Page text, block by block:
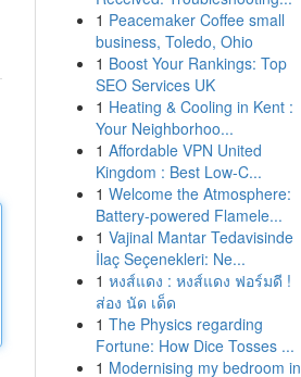
1 Peacemaker Coffee small
business, Toledo, Ohio
1 Boost Your Rankings: Top
SEO Services UK
1 Heating & Cooling in Kent :
Your Neighborhoo...
1 Affordable VPN United
Kingdom : Best Low-C...
1 Welcome the Atmosphere:
Battery-powered Flamele...
1 Vajinal Mantar Tedavisinde
İlaç Seçenekleri: Ne...
1 หงส์แดง : หงส์แดง ฟอร์มดี !
ส่อง นัด เด็ด
1 The Physics regarding
Fortune: How Dice Tosses ...
1 Modernising my bedroom in